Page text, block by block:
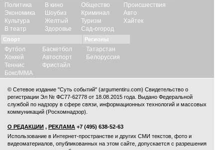
Политика
Экономика
Культура
В театр
В кино
Шоубиз
Желтый
Здоровье
Общество
Криминал
Туризм
Сад-огород
Происшествия
Авто
Хайтек
Спорт
Футбол
Хоккей
Теннис
Бокс/ММА
Баскетбол
Автоспорт
Фристайл
Регионы
Татарстан
Белоруссия
© Сетевое издание "Суть событий" (argumentiru.com) Свидетельство о
регистрации Эл № ФС77-62778 от 18.08.2015 года. Выдано Федеральной
службой по надзору в сфере связи, информационных технологий и массовых
коммуникаций (Роскомнадзор).
О РЕДАКЦИИ , РЕКЛАМА +7 (495) 638-52-63
Использование в Интернет-пространстве и других СМИ текстов, фото и
видеоматериалов, опубликованных на этом сайте, допускается с разрешения